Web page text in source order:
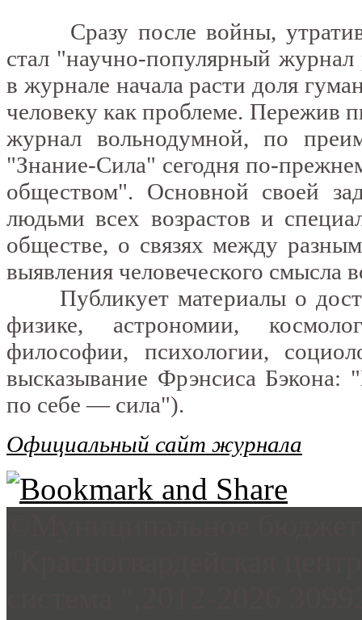
Сразу после войны,
стал "научно-популярный
в журнале начала расти доля
человеку как проблеме. Пережив
журнал вольнодумной, по
"Знание-Сила" сегодня по-
обществом". Основной своей
людьми всех возрастов и
обществе, о связях между
выявления человеческого смысла
Публикует материалы о
физике, астрономии,
философии, психологии,
высказывание Фрэнсиса
по себе — сила").
Официальный сайт журнала